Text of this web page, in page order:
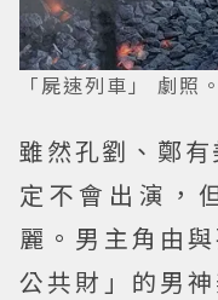
「屍速列車」 劇照
雖然孔劉、鄭有
定不會出演，
麗。男主角由
公共財」的男